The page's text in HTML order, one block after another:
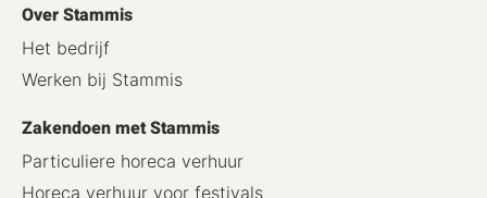
Over Stammis
Het bedrijf
Werken bij Stammis
Zakendoen met Stammis
Particuliere horeca verhuur
Horeca verhuur voor festivals